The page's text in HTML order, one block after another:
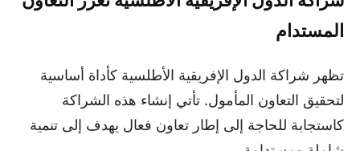
المستدام
تظهر شراكة الدول الإفريقية الأطلسية كأداة أساسية
لتحقيق التعاون المأمول. تأتي إنشاء هذه الشراكة
كاستجابة للحاجة إلى إطار تعاون فعال يهدف إلى تنمية